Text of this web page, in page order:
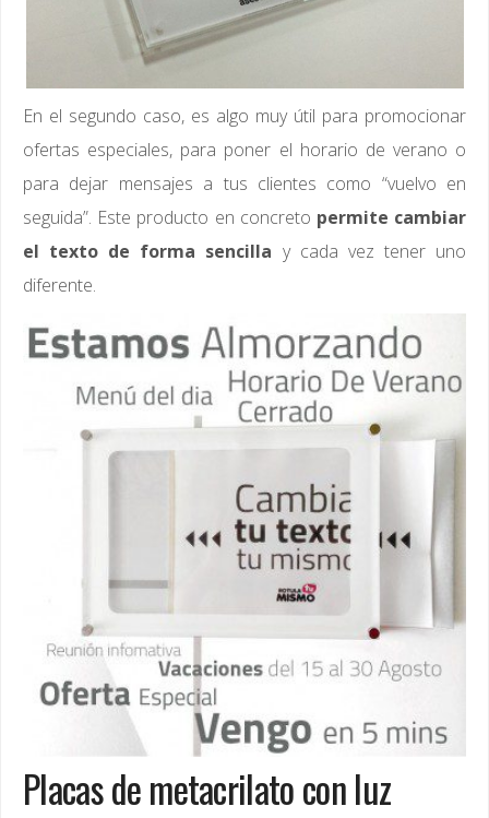
En el segundo caso, es algo muy útil para promocionar
ofertas especiales, para poner el horario de verano o
para dejar mensajes a tus clientes como “vuelvo en
seguida”. Este producto en concreto permite cambiar
el texto de forma sencilla y cada vez tener uno
diferente.
Placas de metacrilato con luz